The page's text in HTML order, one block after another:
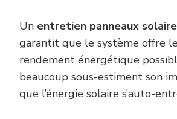
Un entretien panneaux
garantit que le système offre
rendement énergétique
beaucoup sous-estiment son
que l’énergie solaire s’auto-